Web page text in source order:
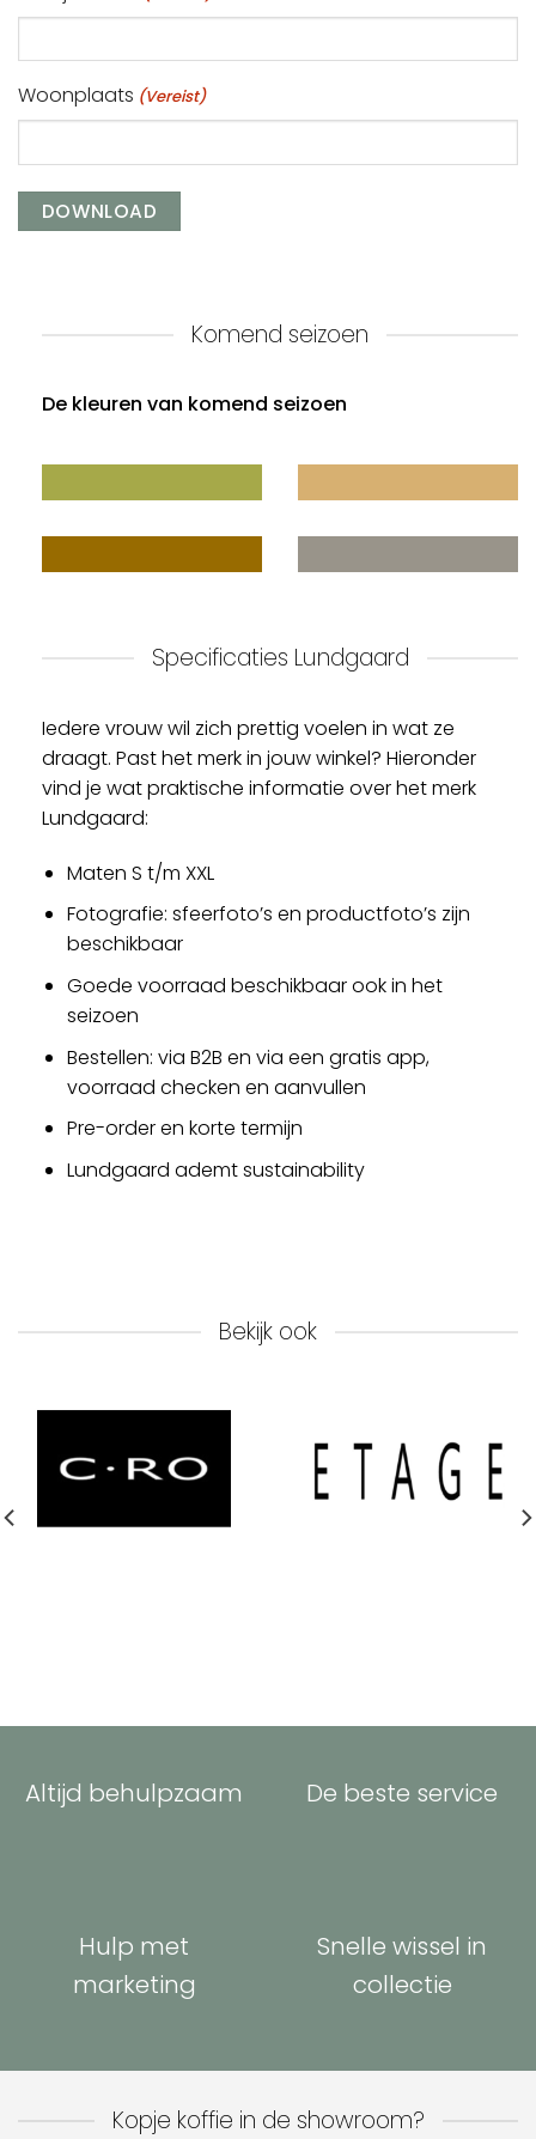
Woonplaats (Vereist)
Komend seizoen
De kleuren van komend seizoen
Specificaties Lundgaard
Iedere vrouw wil zich prettig voelen in wat ze
draagt. Past het merk in jouw winkel? Hieronder
vind je wat praktische informatie over het merk
Lundgaard:
Maten S t/m XXL
Fotografie: sfeerfoto’s en productfoto’s zijn
beschikbaar
Goede voorraad beschikbaar ook in het
seizoen
Bestellen: via B2B en via een gratis app,
voorraad checken en aanvullen
Pre-order en korte termijn
Lundgaard ademt sustainability
Bekijk ook
Altijd behulpzaam De beste service
Hulp met
marketing
Snelle wissel in
collectie
Kopje koffie in de showroom?